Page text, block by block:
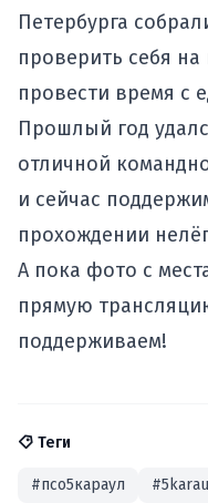
Петербурга
проверить себя
провести время с
Прошлый год
отличной
и сейчас
прохождении
А пока фото с
прямую
поддерживаем!
Теги
#псо5караул